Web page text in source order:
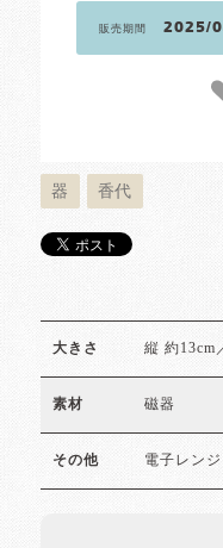
販売期間 2025/
器 香代
大きさ 縦 約13cm
素材 磁器
その他 電子レン